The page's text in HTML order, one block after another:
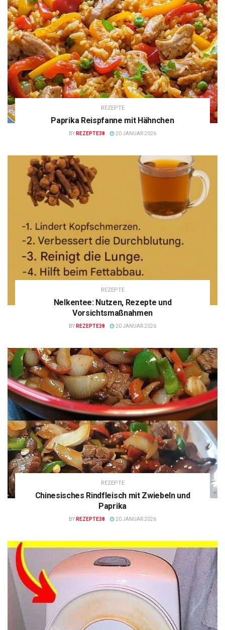
REZEPTE
Paprika Reispfanne mit Hähnchen
BY REZEPTE38 20 JANUAR 2026
REZEPTE
Nelkentee: Nutzen, Rezepte und
Vorsichtsmaßnahmen
BY REZEPTE38 20 JANUAR 2026
REZEPTE
Chinesisches Rindfleisch mit Zwiebeln und
Paprika
BY REZEPTE38 20 JANUAR 2026